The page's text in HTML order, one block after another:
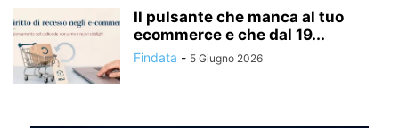
Il pulsante che manca al tuo
ecommerce e che dal 19...
Findata - 5 Giugno 2026